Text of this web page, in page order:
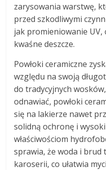
zarysowania warstwę,
przed szkodliwymi
jak promieniowanie UV,
kwaśne deszcze.
Powłoki ceramiczne
względu na swoją
do tradycyjnych
odnawiać, powłoki
się na lakierze nawet
solidną ochronę i wysoki
właściwościom
sprawia, że woda i
karoserii, co ułatwia